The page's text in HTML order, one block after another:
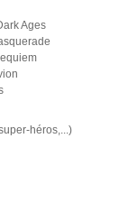
Ages
héros,...)